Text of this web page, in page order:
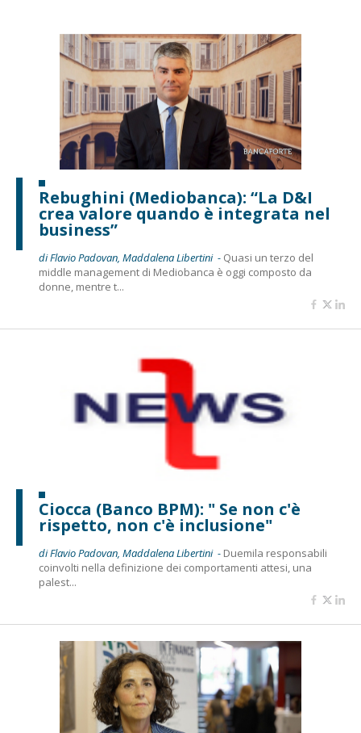
Rebughini (Mediobanca): “La D&I
crea valore quando è integrata nel
business”
di Flavio Padovan, Maddalena Libertini - Quasi un terzo del
middle management di Mediobanca è oggi composto da
donne, mentre t...
Ciocca (Banco BPM): " Se non c'è
rispetto, non c'è inclusione"
di Flavio Padovan, Maddalena Libertini - Duemila responsabili
coinvolti nella definizione dei comportamenti attesi, una
palest...